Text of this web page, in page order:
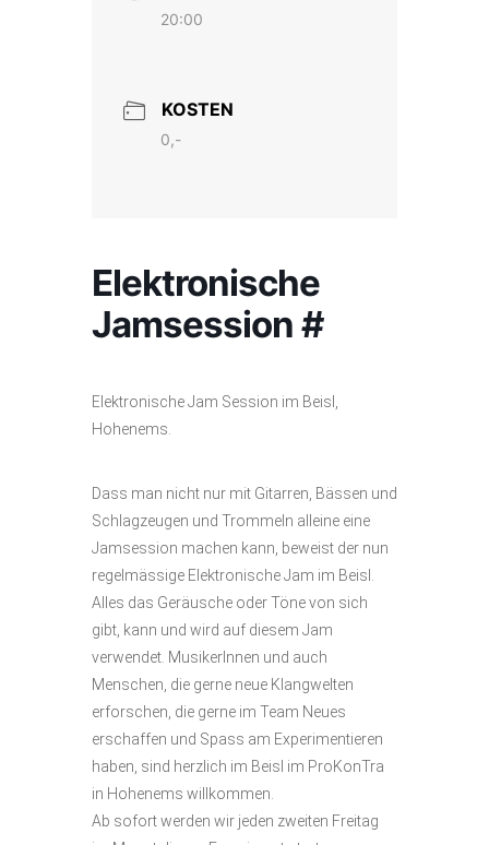
20:00
KOSTEN
0,-
Elektronische
Jamsession #
Elektronische Jam Session im Beisl,
Hohenems.
Dass man nicht nur mit Gitarren, Bässen und
Schlagzeugen und Trommeln alleine eine
Jamsession machen kann, beweist der nun
regelmässige Elektronische Jam im Beisl.
Alles das Geräusche oder Töne von sich
gibt, kann und wird auf diesem Jam
verwendet. MusikerInnen und auch
Menschen, die gerne neue Klangwelten
erforschen, die gerne im Team Neues
erschaffen und Spass am Experimentieren
haben, sind herzlich im Beisl im ProKonTra
in Hohenems willkommen.
Ab sofort werden wir jeden zweiten Freitag